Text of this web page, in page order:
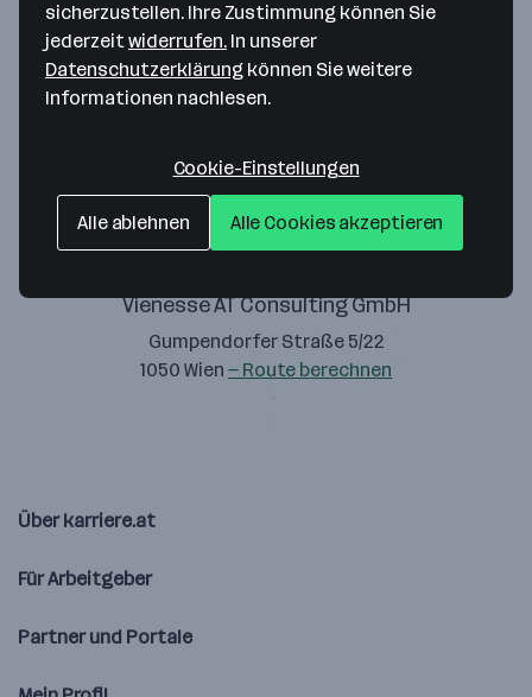
Bitte stimme unseren Cookie-
Richtlinien zu, um diese Karte
anzuzeigen.
Vienesse AT Consulting GmbH
Gumpendorfer Straße 5/22
1050 Wien — Route berechnen
Über karriere.at
Für Arbeitgeber
Partner und Portale
sicherzustellen. Ihre Zustimmung können Sie
jederzeitwiderrufen. In unserer
Datenschutzerklärung können Sie weitere
Informationen nachlesen.
Cookie-Einstellungen
Alle ablehnen Alle Cookies akzeptieren